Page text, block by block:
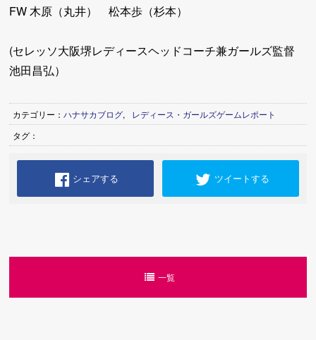
FW 木原（丸井） 松本歩（杉本）
(セレッソ大阪堺レディースヘッドコーチ兼ガールズ監督
池田昌弘）
カテゴリー：ハナサカブログ,
レディース・ガールズゲームレポート
タグ：
シェアする ツイートする
一覧